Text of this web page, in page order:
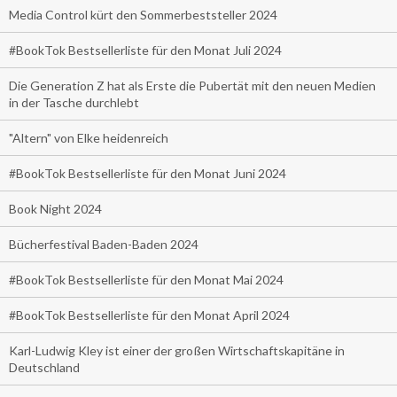
Media Control kürt den Sommerbeststeller 2024
#BookTok Bestsellerliste für den Monat Juli 2024
Die Generation Z hat als Erste die Pubertät mit den neuen Medien
in der Tasche durchlebt
"Altern" von Elke heidenreich
#BookTok Bestsellerliste für den Monat Juni 2024
Book Night 2024
Bücherfestival Baden-Baden 2024
#BookTok Bestsellerliste für den Monat Mai 2024
#BookTok Bestsellerliste für den Monat April 2024
Karl-Ludwig Kley ist einer der großen Wirtschaftskapitäne in
Deutschland